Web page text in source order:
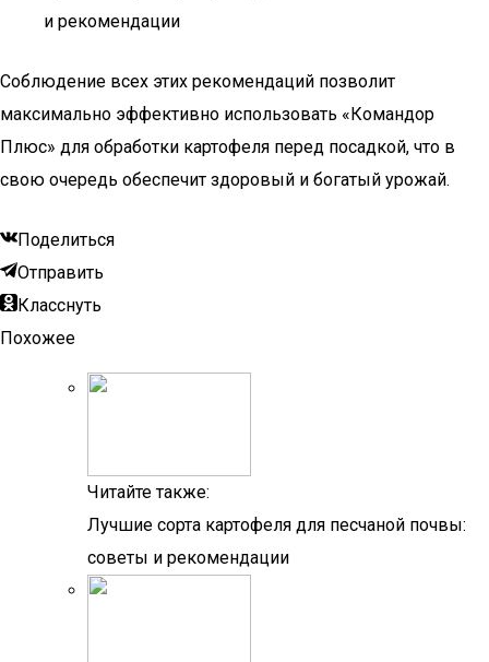
и рекомендации
Соблюдение всех этих рекомендаций позволит
максимально эффективно использовать «Командор
Плюс» для обработки картофеля перед посадкой, что в
свою очередь обеспечит здоровый и богатый урожай.
Поделиться
Отправить
Класснуть
Похожее
Читайте также:
Лучшие сорта картофеля для песчаной почвы:
советы и рекомендации